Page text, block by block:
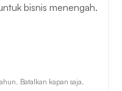
bisnis menengah.
Batalkan kapan saja.